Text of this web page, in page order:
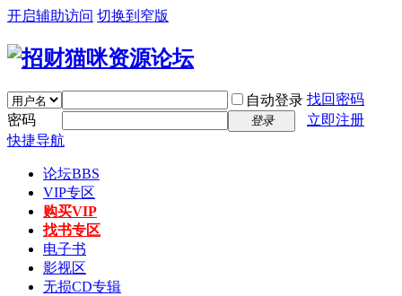
开启辅助访问 切换到窄版
自动登录 找回密码
密码
登录
立即注册
快捷导航
论坛BBS
VIP专区
购买VIP
找书专区
电子书
影视区
无损CD专辑